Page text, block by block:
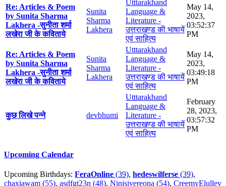
Re: Articles & Poem
by Sunita Sharma
Lakhera -सुनीता शर्मा
लखेरा जी के कविताये
Sunita
Sharma
Lakhera
Utttarakhand
Language &
Literature -
उत्तराखण्ड की भाषायें
एवं साहित्य
May 14,
2023,
03:52:37
PM
Re: Articles & Poem
by Sunita Sharma
Lakhera -सुनीता शर्मा
लखेरा जी के कविताये
Sunita
Sharma
Lakhera
Utttarakhand
Language &
Literature -
उत्तराखण्ड की भाषायें
एवं साहित्य
May 14,
2023,
03:49:18
PM
कुछ लिखे पन्ने devbhumi
Utttarakhand
Language &
Literature -
उत्तराखण्ड की भाषायें
एवं साहित्य
February
28, 2023,
03:57:32
PM
Upcoming Calendar
Upcoming Birthdays: FeraOnline (39), hedeswilferse (39),
chaxiawam (55), asdfgt23n (48), Ninisivereona (54), CreemyElulley